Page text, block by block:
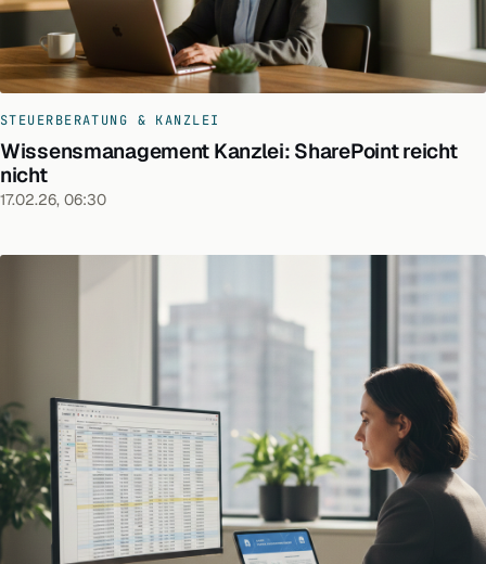
STEUERBERATUNG & KANZLEI
Wissensmanagement Kanzlei: SharePoint reicht
nicht
17.02.26, 06:30